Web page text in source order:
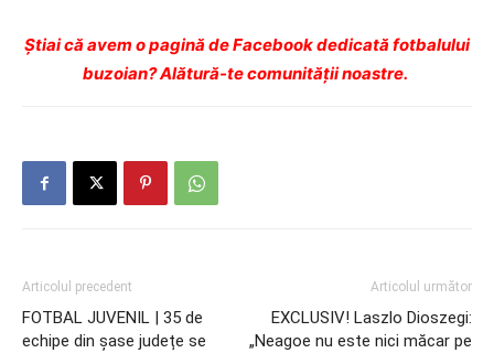
Ştiai că avem o pagină de Facebook dedicată fotbalului
buzoian? Alătură-te comunității noastre.
Articolul precedent
FOTBAL JUVENIL | 35 de
echipe din șase județe se
Articolul următor
EXCLUSIV! Laszlo Dioszegi:
„Neagoe nu este nici măcar pe